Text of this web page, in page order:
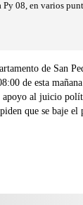
08, en varios
de San
de esta
apoyo al juicio
que se baje el